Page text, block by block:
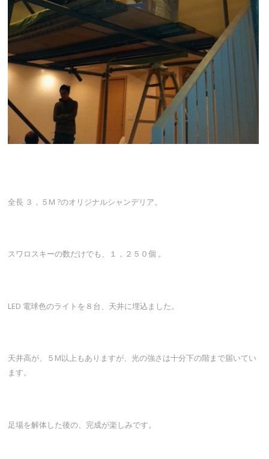
全長 ３，５M ?のオリジナルシャンデリア。
スワロスキーの数だけでも、１，２５０個 。
LED 電球色のライトを８台、天井に埋込ました。
天井高が、５M以上もありますが、光の強さは十分下の階まで届いてい
ます。
足場を解体した後の、完成が楽しみです。